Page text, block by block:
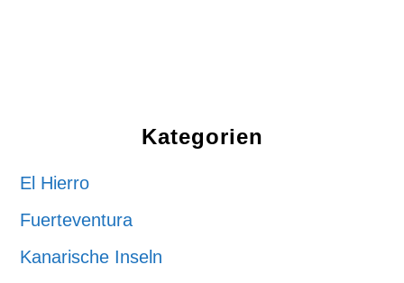
Kategorien
El Hierro
Fuerteventura
Kanarische Inseln